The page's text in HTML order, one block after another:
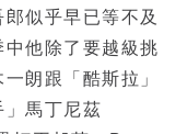
似乎早已等不及
他除了要越級挑
朗跟「酷斯拉」
」馬丁尼茲